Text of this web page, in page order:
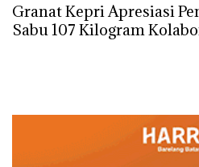
Granat Kepri Apresiasi
Sabu 107 Kilogram